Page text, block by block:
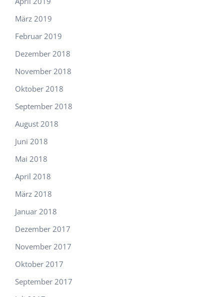
März 2019
Februar 2019
Dezember 2018
November 2018
Oktober 2018
September 2018
August 2018
Juni 2018
Mai 2018
April 2018
März 2018
Januar 2018
Dezember 2017
November 2017
Oktober 2017
September 2017